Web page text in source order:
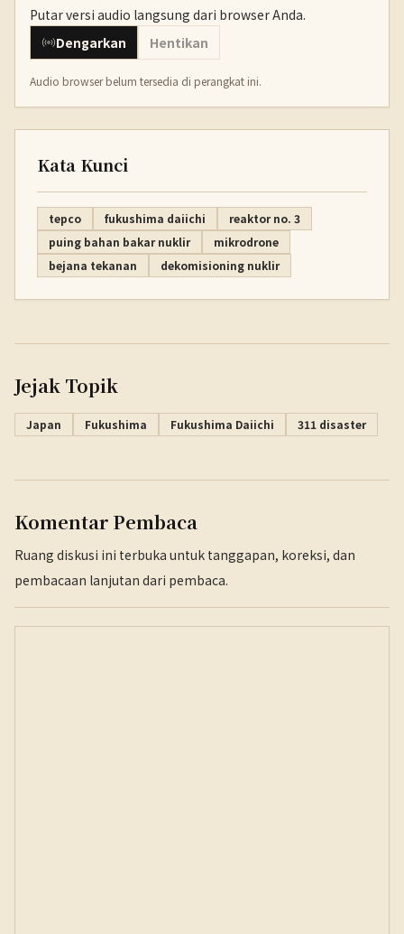
Putar versi audio langsung dari browser Anda.
Dengarkan
Hentikan
Audio browser belum tersedia di perangkat ini.
Kata Kunci
tepco fukushima daiichi
reaktor no. 3
puing bahan bakar nuklir
mikrodrone
bejana tekanan
dekomisioning nuklir
Jejak Topik
Japan Fukushima Fukushima Daiichi 311 disaster
Komentar Pembaca
Ruang diskusi ini terbuka untuk tanggapan, koreksi, dan
pembacaan lanjutan dari pembaca.